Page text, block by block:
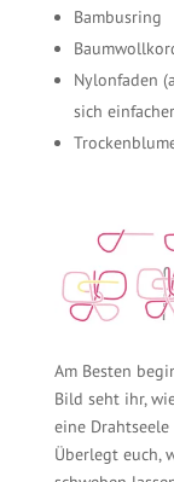
Bambusring
Nylonfaden
sich
Am Besten
Bild seht ihr,
eine
Überlegt euch,